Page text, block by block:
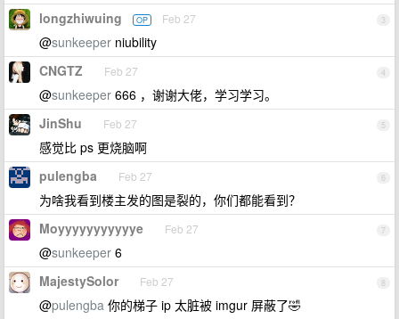
3
longzhiwuing OP Feb 27
@sunkeeper niubility
4
CNGTZ Feb 27
@sunkeeper 666 ，谢谢大佬，学习学习。
5
JinShu Feb 27
感觉比 ps 更烧脑啊
6
pulengba Feb 27
为啥我看到楼主发的图是裂的，你们都能看到？
7
Moyyyyyyyyyyye Feb 27
@sunkeeper 6
8
MajestySolor Feb 27
@pulengba 你的梯子 ip 太脏被 imgur 屏蔽了🤣